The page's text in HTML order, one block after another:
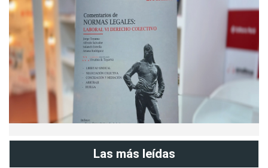
Las más leídas